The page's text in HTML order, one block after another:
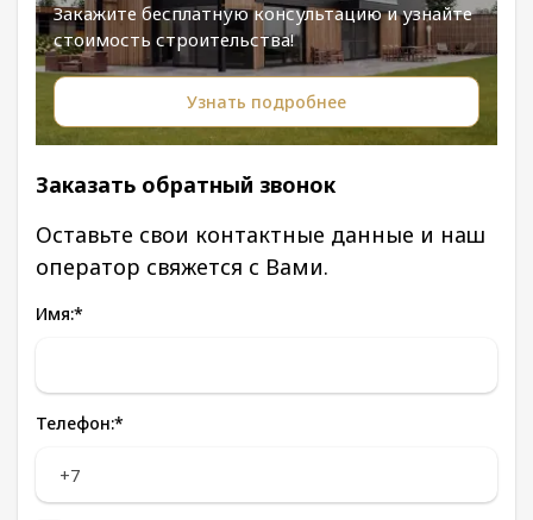
Закажите бесплатную консультацию и узнайте
стоимость строительства!
Узнать подробнее
Заказать обратный звонок
Оставьте свои контактные данные и наш
оператор свяжется с Вами.
Имя:*
Телефон:*